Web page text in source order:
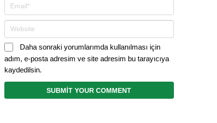
Daha sonraki yorumlarımda kullanılması için
adım, e-posta adresim ve site adresim bu tarayıcıya
kaydedilsin.